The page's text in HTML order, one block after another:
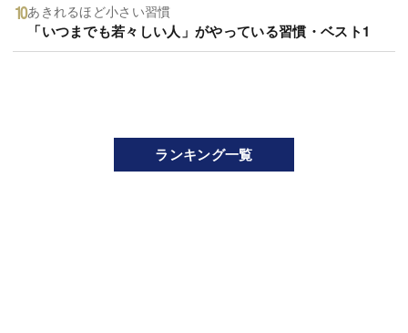
あきれるほど小さい習慣
「いつまでも若々しい人」がやっている習慣・ベスト1
ランキング一覧